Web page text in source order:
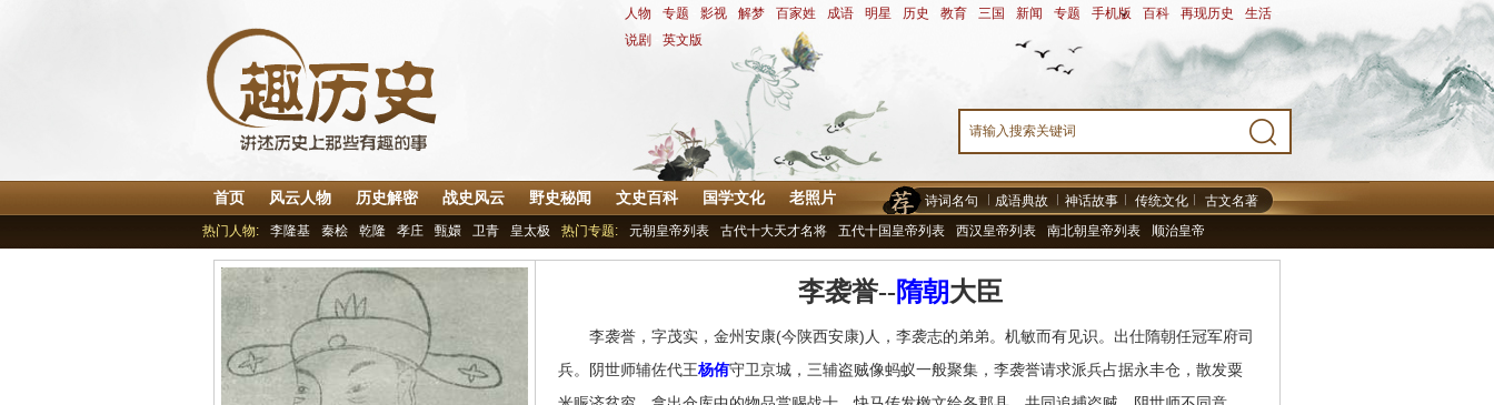
人物 专题 影视 解梦 百家姓 成语 明星 历史 教育 三国 新闻 专题 手机版 百科 再现历史 生活
说剧
英文版
首页 风云人物 历史解密 战史风云 野史秘闻 文史百科 国学文化 老照片 诗词名句 成语典故 神话故事 传统文化
古文名著
热门人物:
李隆基 秦桧 乾隆 孝庄 甄嬛 卫青 皇太极 热门专题: 元朝皇帝列表 古代十大天才名将 五代十国皇帝列表 西汉皇帝列表 南北朝皇帝列表 顺治皇帝
李袭誉--隋朝大臣
李袭誉，字茂实，金州安康(今陕西安康)人，李袭志的弟弟。机敏而有见识。出仕隋朝任冠军府司
兵。阴世师辅佐代王杨侑守卫京城，三辅盗贼像蚂蚁一般聚集，李袭誉请求派兵占据永丰仓，散发粟